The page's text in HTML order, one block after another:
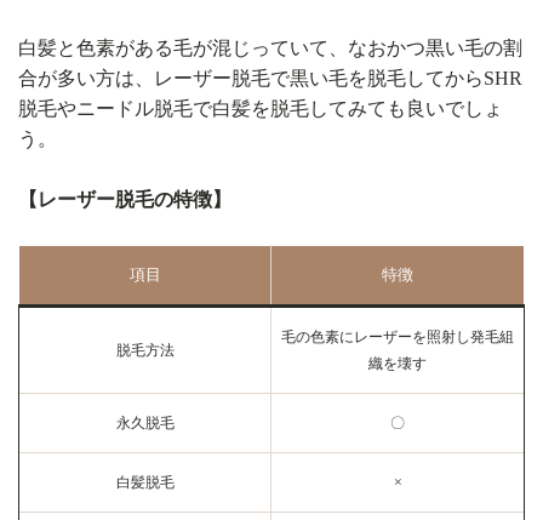
白髪と色素がある毛が混じっていて、なおかつ黒い毛の割
合が多い方は、レーザー脱毛で黒い毛を脱毛してからSHR
脱毛やニードル脱毛で白髪を脱毛してみても良いでしょ
う。
【レーザー脱毛の特徴】
項目 特徴
脱毛方法
毛の色素にレーザーを照射し発毛組
織を壊す
永久脱毛 〇
白髪脱毛 ×